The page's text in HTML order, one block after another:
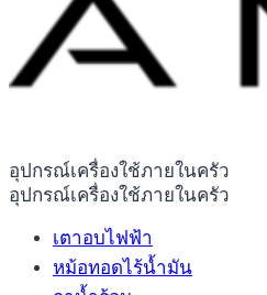
อุปกรณ์เครื่องใช้ภายในครัว
อุปกรณ์เครื่องใช้ภายในครัว
เตาอบไฟฟ้า
หม้อทอดไร้น้ำมัน